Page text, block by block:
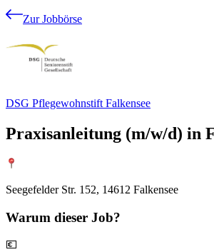
Zur Jobbörse
DSG Pflegewohnstift Falkensee
Praxisanleitung (m/w/d) in
Seegefelder Str. 152, 14612 Falkensee
Warum dieser Job?
💶